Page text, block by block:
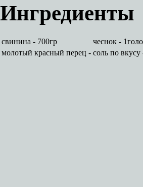
Ингредиенты
свинина - 700гр
чеснок -
молотый красный перец - соль по вкусу